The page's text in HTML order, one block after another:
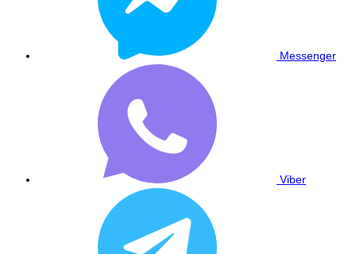
Messenger
Viber